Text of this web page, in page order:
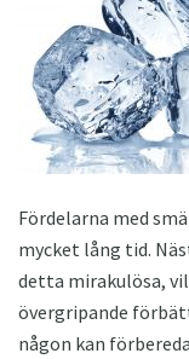
Fördelarna med
mycket lång tid.
detta mirakulösa,
övergripande
någon kan